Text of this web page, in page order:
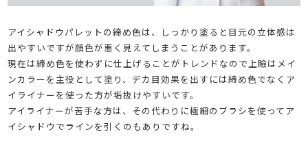
アイシャドウパレットの締め色は、しっかり塗ると目元の立体感は
出やすいですが顔色が悪く見えてしまうことがあります。
現在は締め色を使わずに仕上げることがトレンドなので上瞼はメイ
ンカラーを主役として塗り、デカ目効果を出すには締め色でなくア
イライナーを使った方が垢抜けやすいです。
アイライナーが苦手な方は、その代わりに極細のブラシを使ってア
イシャドウでラインを引くのもありですね。